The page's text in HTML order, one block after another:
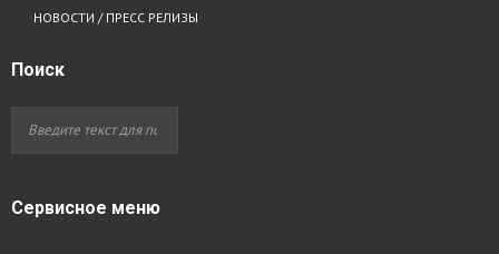
НОВОСТИ / ПРЕСС РЕЛИЗЫ
Поиск
Сервисное меню